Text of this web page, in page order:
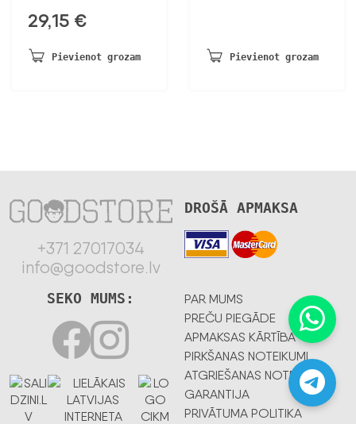
29,15 €
Pievienot grozam Pievienot grozam
+371 27017034
info@goodstore.lv
DROŠĀ APMAKSA
PAR MUMS
PREČU PIEGĀDE
APMAKSAS KĀRTĪBA
PIRKŠANAS NOTEIKUMI
ATGRIEŠANAS NOTEIKUMI
GARANTIJA
PRIVĀTUMA POLITIKA
SEKO MUMS: